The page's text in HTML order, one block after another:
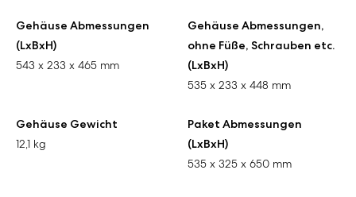
Gehäuse Abmessungen
(LxBxH)
543 x 233 x 465 mm
Gehäuse Abmessungen,
ohne Füße, Schrauben etc.
(LxBxH)
535 x 233 x 448 mm
Gehäuse Gewicht
12,1 kg
Paket Abmessungen
(LxBxH)
535 x 325 x 650 mm